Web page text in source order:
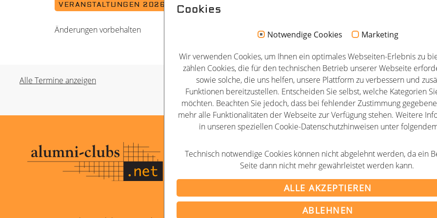
VERANSTALTUNGEN 2026
Änderungen vorbehalten
Alle Termine anzeigen
Kontakt
Datenschutz
Newsletter
Partner
Cookies
Notwendige Cookies Marketing
Wir verwenden Cookies, um Ihnen ein optimales Webseiten-Erlebnis zu
zählen Cookies, die für den technischen Betrieb unserer Webseite
sowie solche, die uns helfen, unsere Plattform zu verbessern und
Funktionen bereitzustellen. Entscheiden Sie selbst, welche Kategorien
möchten. Beachten Sie jedoch, dass bei fehlender Zustimmung
mehr alle Funktionalitäten der Webseite zur Verfügung stehen. Weitere
in unseren speziellen Cookie-Datenschutzhinweisen unter
Technisch notwendige Cookies können nicht abgelehnt werden, da ein
Seite dann nicht mehr gewährleistet werden kann.
ALLE AKZEPTIEREN
ABLEHNEN